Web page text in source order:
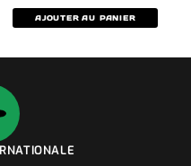
AJOUTER AU PANIER